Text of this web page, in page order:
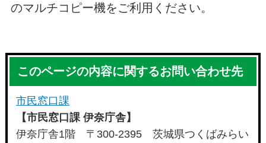
のマルチコピー機をご利用ください。
このページの内容に関するお問い合わせ先
市民窓口課
【市民窓口課 伊奈庁舎】
伊奈庁舎1階 〒300-2395 茨城県つくばみらい